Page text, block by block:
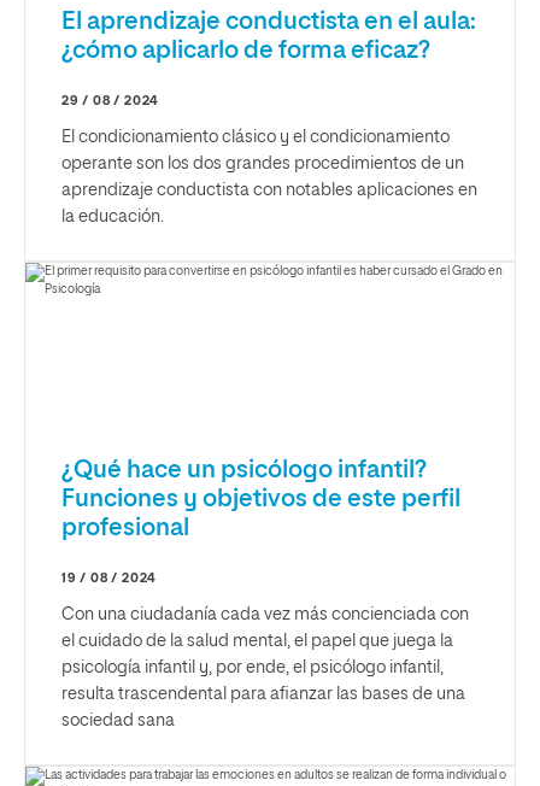
El aprendizaje conductista en el aula:
¿cómo aplicarlo de forma eficaz?
29 / 08 / 2024
El condicionamiento clásico y el condicionamiento
operante son los dos grandes procedimientos de un
aprendizaje conductista con notables aplicaciones en
la educación.
¿Qué hace un psicólogo infantil?
Funciones y objetivos de este perfil
profesional
19 / 08 / 2024
Con una ciudadanía cada vez más concienciada con
el cuidado de la salud mental, el papel que juega la
psicología infantil y, por ende, el psicólogo infantil,
resulta trascendental para afianzar las bases de una
sociedad sana